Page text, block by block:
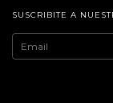
SUSCRIBITE A